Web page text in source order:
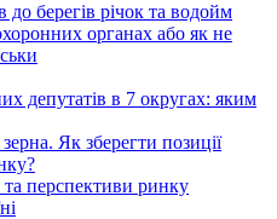
до берегів річок та водойм
органах або як не
депутатів в 7 округах: яким
Як зберегти позиції
перспективи ринку